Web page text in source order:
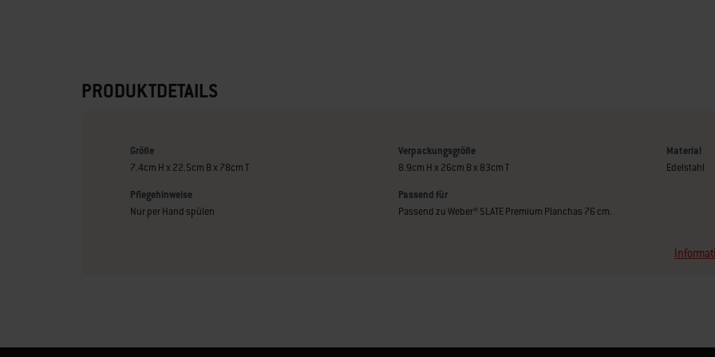
PRODUKTDETAILS
Größe
7.4cm H x 22.5cm B x 78cm T
Verpackungsgröße
8.9cm H x 26cm B x 83cm T
Material
Edelstahl
Pflegehinweise
Nur per Hand spülen
Passend für
Passend zu Weber® SLATE Premium Planchas 76 cm.